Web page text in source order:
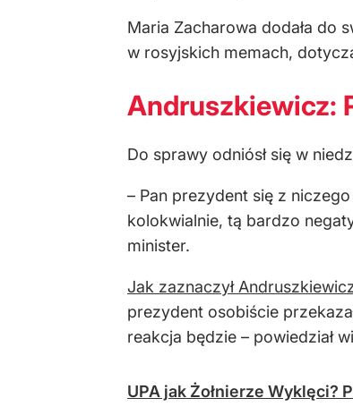
Maria Zacharowa dodała do
w rosyjskich memach,
Andruszkiewicz:
Do sprawy odniósł się w
– Pan prezydent się z
kolokwialnie, tą bardzo
minister.
Jak zaznaczył
prezydent osobiście
reakcja będzie – powiedział
UPA jak Żołnierze Wyklęci?